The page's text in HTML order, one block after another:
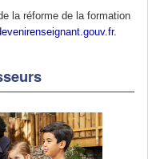
la réforme de la formation